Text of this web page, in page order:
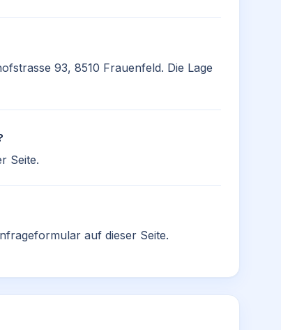
93, 8510 Frauenfeld. Die Lage
Seite.
auf dieser Seite.